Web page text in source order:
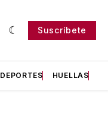
Suscríbete
DEPORTES HUELLAS